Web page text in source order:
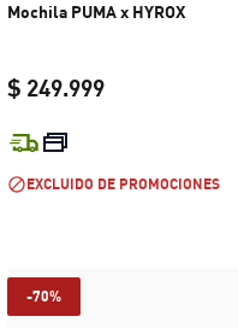
Mochila PUMA x HYROX
$ 249.999
EXCLUIDO DE PROMOCIONES
-70%